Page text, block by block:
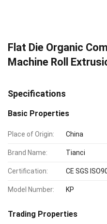
Flat Die Organic
Machine Roll
Specifications
Basic Properties
Place of Origin: China
Brand Name: Tianci
Certification: CE SGS
Model Number: KP
Trading Properties